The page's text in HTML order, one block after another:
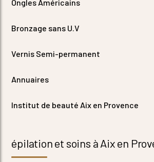
Ongles Américains
Bronzage sans U.V
Vernis Semi-permanent
Annuaires
Institut de beauté Aix en Provence
épilation et soins à Aix en